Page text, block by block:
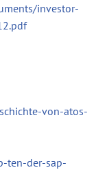
investor-
von-atos-
ten-der-sap-